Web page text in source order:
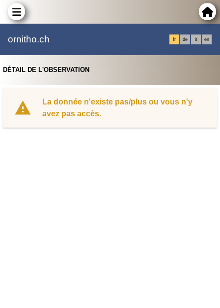
ornitho.ch fr de it en
DÉTAIL DE L'OBSERVATION
La donnée n'existe pas/plus ou vous n'y
avez pas accès.